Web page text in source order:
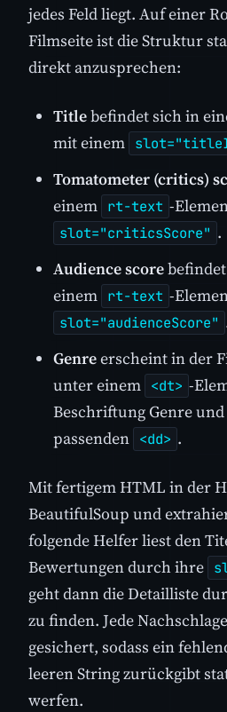
jedes Feld liegt. Auf einer
Filmseite ist die Struktur
direkt anzusprechen:
Titlebefindet sich in
mit einem
Tomatometer (critics)
einem rt-text -
slot="criticsScore" .
Audience score
einem rt-text -
slot="audienceScore"
Genreerscheint in der
unter einem <dt> -
Beschriftung Genre
passenden <dd> .
Mit fertigem HTML in der
BeautifulSoup und
folgende Helfer liest den
Bewertungen durch ihre
geht dann die Detailliste
zu finden. Jede
gesichert, sodass ein
leeren String zurückgibt
werfen.